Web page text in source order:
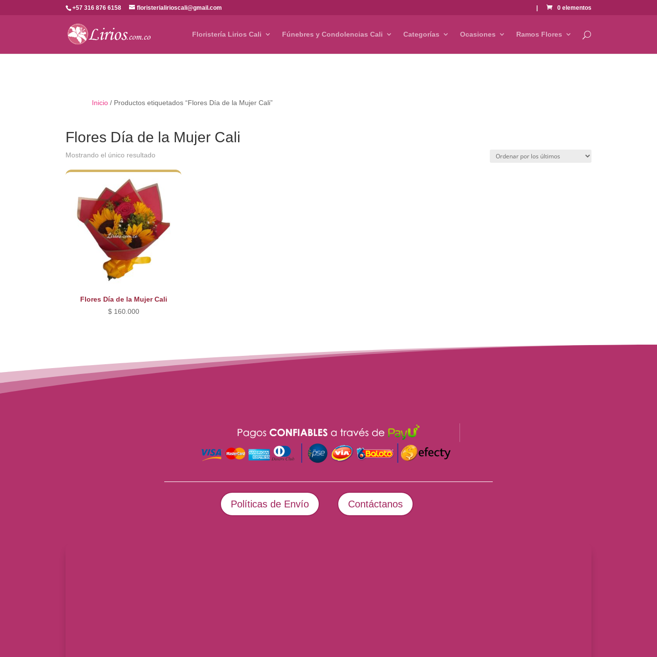
+57 316 876 6158 floristerialirioscali@gmail.com 0 elementos
Floristería Lirios Cali Fúnebres y Condolencias Cali Categorías Ocasiones Ramos Flores
Inicio / Productos etiquetados “Flores Día de la Mujer Cali”
Flores Día de la Mujer Cali
Mostrando el único resultado
Flores Día de la Mujer Cali
$160.000
Políticas de Envío Contáctanos